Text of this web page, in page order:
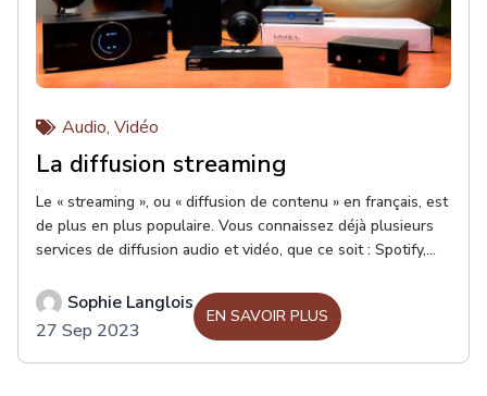
Audio, Vidéo
La diffusion streaming
Le « streaming », ou « diffusion de contenu » en français, est
de plus en plus populaire. Vous connaissez déjà plusieurs
services de diffusion audio et vidéo, que ce soit : Spotify,
Certains d’entre eux sont gratuits, la plupart sont payants et
parmi eux, certains proposeront différents forfaits, souvent
associés à une qualité de diffusion. Deezer, entre autre,
propose son service régulier, mais aussi son service « Hi-Fi
Sophie Langlois
27 Sep 2023
EN SAVOIR PLUS